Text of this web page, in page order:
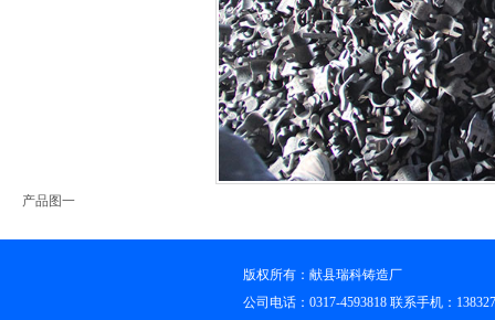
产品图一
版权所有：献县瑞科铸造厂
公司电话：0317-4593818 联系手机：